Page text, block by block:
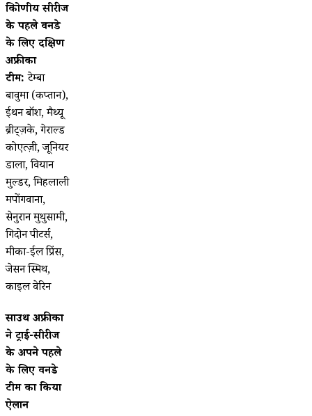
त्रिकोणीय सीरीज
के पहले वनडे
के लिए दक्षिण
अफ्रीका
टीम:टेम्बा
बावुमा (कप्तान),
ईथन बॉश, मैथ्यू
ब्रीट्ज़के, गेराल्ड
कोएत्ज़ी, जूनियर
डाला, वियान
मुल्डर, मिहलाली
मपोंगवाना,
सेनुरान मुथुसामी,
गिदोन पीटर्स,
मीका-ईल प्रिंस,
जेसन स्मिथ,
काइल वेरिन
साउथ अफ्रीका
ने ट्राई-सीरीज
के अपने पहले
के लिए वनडे
टीम का किया
ऐलान